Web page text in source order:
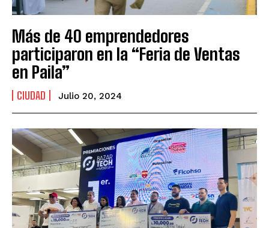
Más de 40 emprendedores
participaron en la “Feria de Ventas
en Paila”
CIUDAD Julio 20, 2024